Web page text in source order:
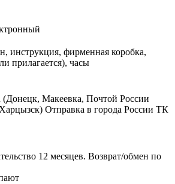
инструкция, фирменная коробка,
прилагается), часы
(Донецк, Макеевка, Почтой России
Отправка в города России ТК
12 месяцев. Возврат/обмен по